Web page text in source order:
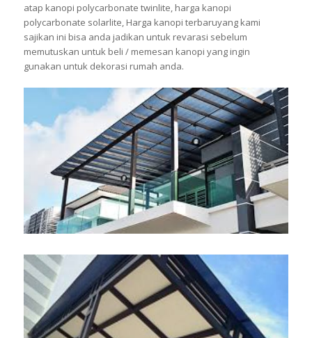
atap kanopi polycarbonate twinlite, harga kanopi
polycarbonate solarlite, Harga kanopi terbaruyang kami
sajikan ini bisa anda jadikan untuk revarasi sebelum
memutuskan untuk beli / memesan kanopi yang ingin
gunakan untuk dekorasi rumah anda.